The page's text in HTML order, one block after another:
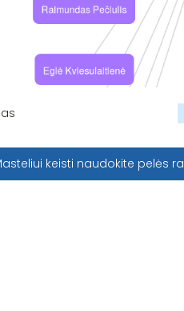
keisti naudokite pelės